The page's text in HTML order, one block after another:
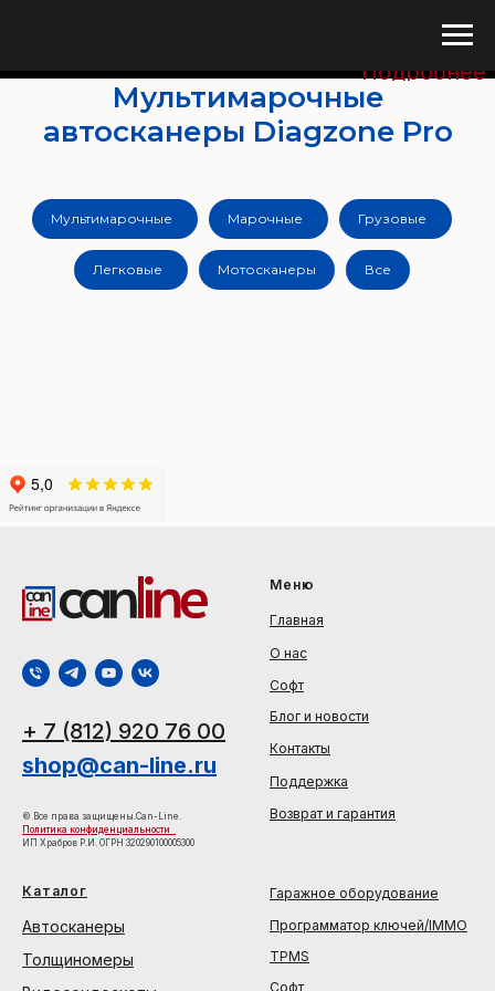
Купите
Подробнее
Мультимарочные
автосканеры Diagzone Pro
Мультимарочные Марочные Грузовые
Легковые Мотосканеры Все
+ 7 (812) 920 76 00
shop@can-line.ru
© Все права защищены.Can-Line.
Политика конфиденциальности
ИП Храбров Р.И. ОГРН 320290100005300
Меню
Главная
О нас
Софт
Блог и новости
Контакты
Поддержка
Возврат и гарантия
Каталог
Автосканеры
Толщиномеры
Гаражное оборудование
Программатор ключей/IMMO
TPMS
Софт